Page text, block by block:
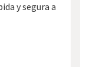
y segura a